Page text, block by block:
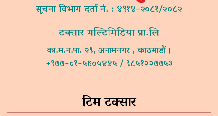
सूचना विभाग दर्ता नं. : ४९१४-२०८१/२०८२
टक्सार मल्टिमिडिया प्रा.लि
का.म.न.पा. २९, अनामनगर , काठमाडौं ।
+९७७-०१-५७०५४४५ / ९८५१२२७७५३
टिम टक्सार